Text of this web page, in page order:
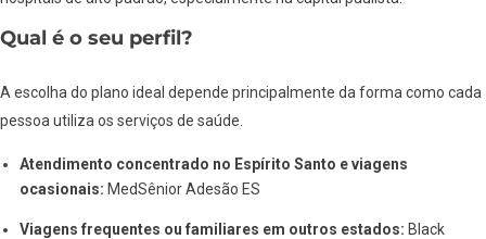
Qual é o seu perfil?
A escolha do plano ideal depende principalmente da forma como cada
pessoa utiliza os serviços de saúde.
Atendimento concentrado no Espírito Santo e viagens
ocasionais: MedSênior Adesão ES
Viagens frequentes ou familiares em outros estados: Black